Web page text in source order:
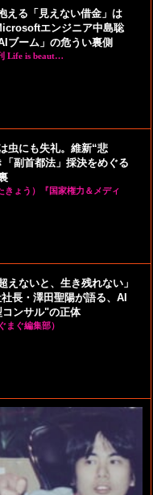
える「見えない借金」は
エンジニア中島聡
ブーム」の危うい裏側
Life is beaut…
虫にも失礼。維新“悲
副首都法」採決をめぐる
きょう）『国家権力＆メディ
えないと、生き残れない」
長・澤田聖陽が語る、AI
ンサル"の正体
まぐ編集部）